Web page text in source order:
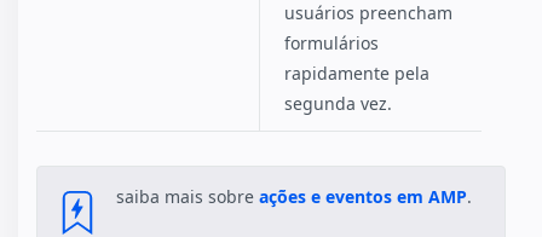
usuários preencham
formulários
rapidamente pela
segunda vez.
saiba mais sobre ações e eventos em AMP.